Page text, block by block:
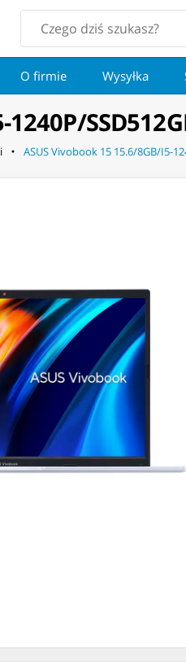
O firmie Wysyłka
ASUS Vivobook 15 15.6/8GB/I5-